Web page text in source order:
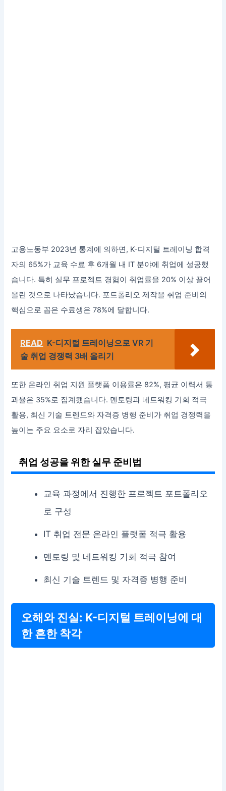
고용노동부 2023년 통계에 의하면, K-디지털 트레이닝 합격
자의 65%가 교육 수료 후 6개월 내 IT 분야에 취업에 성공했
습니다. 특히 실무 프로젝트 경험이 취업률을 20% 이상 끌어
올린 것으로 나타났습니다. 포트폴리오 제작을 취업 준비의
핵심으로 꼽은 수료생은 78%에 달합니다.
READ K-디지털 트레이닝으로 VR 기
술 취업 경쟁력 3배 올리기
또한 온라인 취업 지원 플랫폼 이용률은 82%, 평균 이력서 통
과율은 35%로 집계됐습니다. 멘토링과 네트워킹 기회 적극
활용, 최신 기술 트렌드와 자격증 병행 준비가 취업 경쟁력을
높이는 주요 요소로 자리 잡았습니다.
취업 성공을 위한 실무 준비법
교육 과정에서 진행한 프로젝트 포트폴리오
로 구성
IT 취업 전문 온라인 플랫폼 적극 활용
멘토링 및 네트워킹 기회 적극 참여
최신 기술 트렌드 및 자격증 병행 준비
오해와 진실: K-디지털 트레이닝에 대
한 흔한 착각